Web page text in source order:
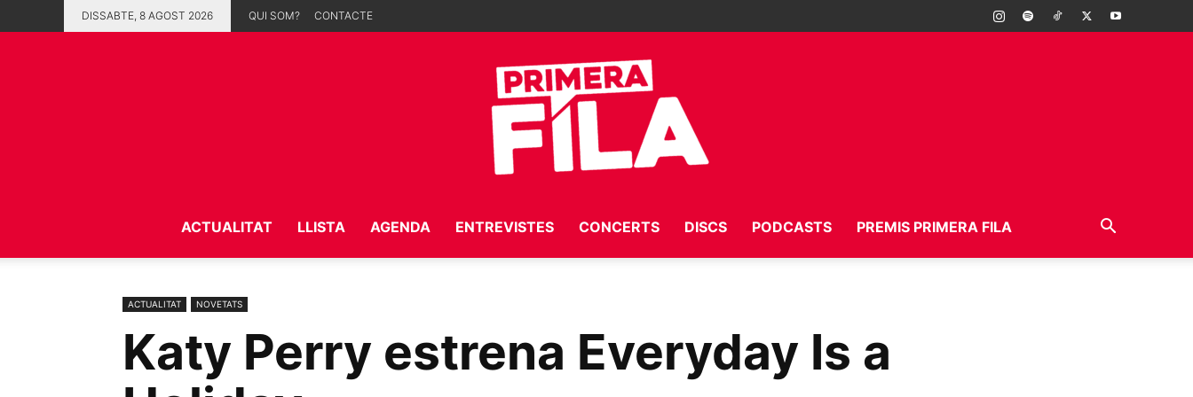
DISSABTE, 8 AGOST 2026 QUI SOM? CONTACTE
Fila
ACTUALITAT LLISTA AGENDA ENTREVISTES CONCERTS DISCS PODCASTS PREMIS PRIMERA FILA
ACTUALITAT NOVETATS
Katy Perry estrena Everyday Is a